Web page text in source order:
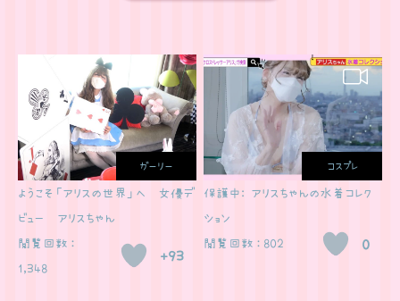
ガーリー
ようこそ「アリスの世界」へ〜女優デ
ビュー アリスちゃん
閲覧回数：
1,348
+93
コスプレ
保護中: アリスちゃんの水着コレク
ション
閲覧回数：802
0